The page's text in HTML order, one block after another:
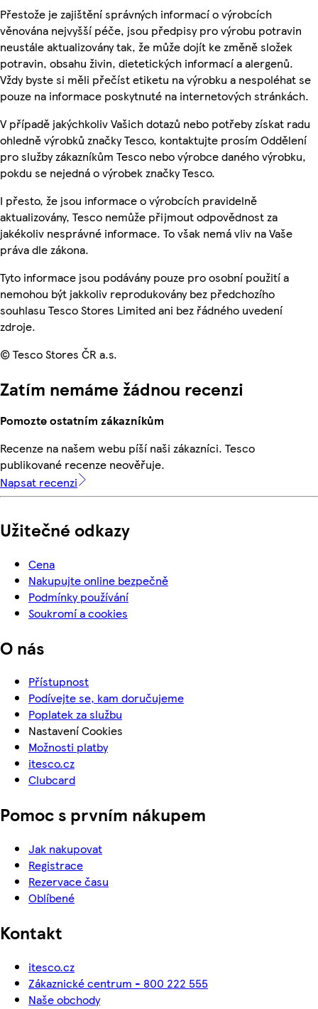
Přestože je zajištění správných informací o výrobcích
věnována nejvyšší péče, jsou předpisy pro výrobu potravin
neustále aktualizovány tak, že může dojít ke změně složek
potravin, obsahu živin, dietetických informací a alergenů.
Vždy byste si měli přečíst etiketu na výrobku a nespoléhat se
pouze na informace poskytnuté na internetových stránkách.
V případě jakýchkoliv Vašich dotazů nebo potřeby získat radu
ohledně výrobků značky Tesco, kontaktujte prosím Oddělení
pro služby zákazníkům Tesco nebo výrobce daného výrobku,
pokdu se nejedná o výrobek značky Tesco.
I přesto, že jsou informace o výrobcích pravidelně
aktualizovány, Tesco nemůže přijmout odpovědnost za
jakékoliv nesprávné informace. To však nemá vliv na Vaše
práva dle zákona.
Tyto informace jsou podávány pouze pro osobní použití a
nemohou být jakkoliv reprodukovány bez předchozího
souhlasu Tesco Stores Limited ani bez řádného uvedení
zdroje.
© Tesco Stores ČR a.s.
Zatím nemáme žádnou recenzi
Pomozte ostatním zákazníkům
Recenze na našem webu píší naši zákazníci. Tesco
publikované recenze neověřuje.
Napsat recenzi
Užitečné odkazy
Cena
Nakupujte online bezpečně
Podmínky používání
Soukromí a cookies
O nás
Přístupnost
Podívejte se, kam doručujeme
Poplatek za službu
Nastavení Cookies
Možnosti platby
itesco.cz
Clubcard
Pomoc s prvním nákupem
Jak nakupovat
Registrace
Rezervace času
Oblíbené
Kontakt
itesco.cz
Zákaznické centrum - 800 222 555
Naše obchody